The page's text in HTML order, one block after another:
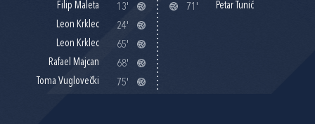
Filip Maleta
13'
Leon Krklec
24'
Leon Krklec
65'
Rafael Majcan
68'
Toma Vuglovečki
75'
71' Petar Tunić